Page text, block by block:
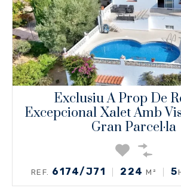
Exclusiu A Prop De
Excepcional Xalet Amb
Gran Parcel·la
REF. 6174/J71 224 M² 5